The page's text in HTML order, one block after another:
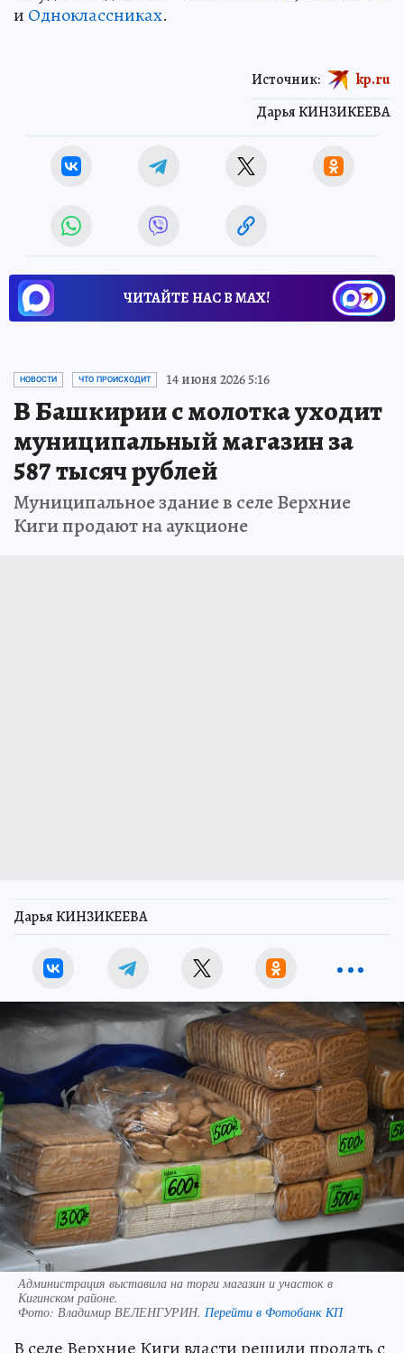
и Одноклассниках.
Дарья КИНЗИКЕЕВА
Источник: kp.ru
ЧИТАЙТЕ НАС В МАХ!
НОВОСТИ ЧТО ПРОИСХОДИТ 14 июня 2026 5:16
В Башкирии с молотка уходит
муниципальный магазин за
587 тысяч рублей
Муниципальное здание в селе Верхние
Киги продают на аукционе
Дарья КИНЗИКЕЕВА
Администрация выставила на торги магазин и участок в
Кигинском районе.
Фото: Владимир ВЕЛЕНГУРИН. Перейти в Фотобанк КП
В селе Верхние Киги власти решили продать с